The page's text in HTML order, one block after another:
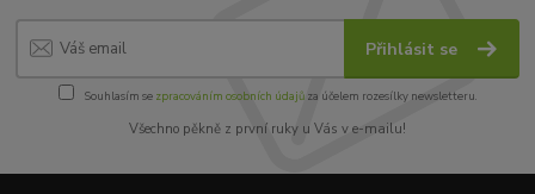
Přihlásit se
Souhlasím se zpracováním osobních údajůza účelem rozesílky newsletteru.
Všechno pěkně z první ruky u Vás v e-mailu!